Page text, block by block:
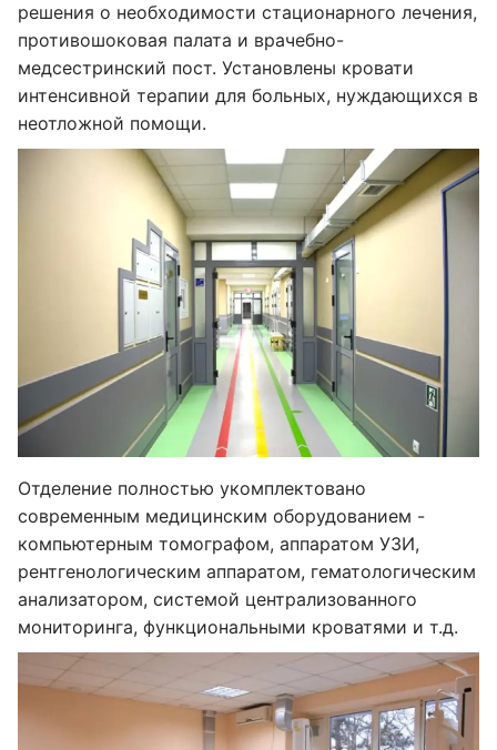
решения о необходимости стационарного лечения,
противошоковая палата и врачебно-
медсестринский пост. Установлены кровати
интенсивной терапии для больных, нуждающихся в
неотложной помощи.
Отделение полностью укомплектовано
современным медицинским оборудованием -
компьютерным томографом, аппаратом УЗИ,
рентгенологическим аппаратом, гематологическим
анализатором, системой централизованного
мониторинга, функциональными кроватями и т.д.